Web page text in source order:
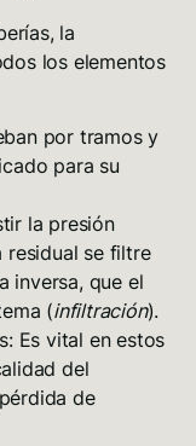
la
los elementos
por tramos y
para su
la presión
residual se filtre
inversa, que el
(infiltración).
Es vital en estos
del
de